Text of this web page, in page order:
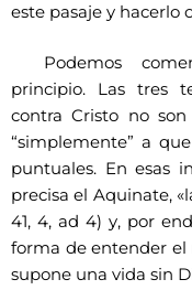
este pasaje y hacerlo
Podemos
principio. Las tres
contra Cristo no son
“simplemente” a
puntuales. En esas
precisa el Aquinate,
41, 4, ad 4) y, por
forma de entender el
supone una vida sin